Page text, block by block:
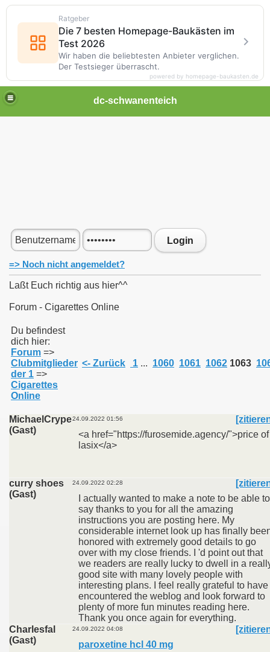
dc-schwanenteich
Login
=> Noch nicht angemeldet?
Laßt Euch richtig aus hier^^
Forum - Cigarettes Online
Du befindest
dich hier:
Forum =>
Clubmitglieder
der 1 =>
Cigarettes
Online
<- Zurück 1 ... 1060 1061 1062 1063
MichaelCrype
(Gast)
24.09.2022 01:56
<a href="https://furosemide.agency/">price of
lasix</a>
curry shoes
(Gast)
24.09.2022 02:28
I actually wanted to make a note to be able to
say thanks to you for all the amazing
instructions you are posting here. My
considerable internet look up has finally
honored with extremely good details to go
over with my close friends. I 'd point out that
we readers are really lucky to dwell in a
good site with many lovely people with
interesting plans. I feel really grateful to have
encountered the weblog and look forward to
plenty of more fun minutes reading here.
Thank you once again for everything.
Charlesfal
(Gast)
24.09.2022 04:08
paroxetine hcl 40 mg
Ratgeber
Die 7 besten Homepage-Baukästen im
Test 2026
Wir haben die beliebtesten Anbieter verglichen.
Der Testsieger überrascht.
powered by homepage-baukasten.de